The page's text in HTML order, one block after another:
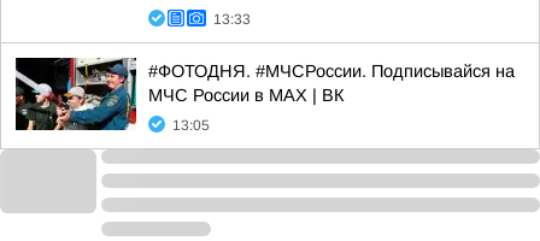
13:33
#ФОТОДНЯ. #МЧСРоссии. Подписывайся на
МЧС России в MAX | ВК
13:05